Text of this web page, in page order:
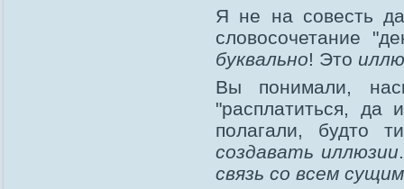
Я не на совесть
словосочетание
буквально! Это
Вы понимали,
"расплатиться,
полагали, будто
создавать иллюзии
связь со всем сущим